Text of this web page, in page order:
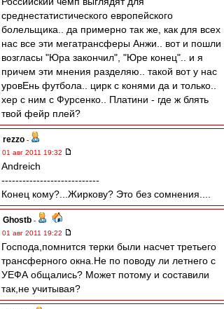
среднестатистического европейского
болельщика.. да примерно так же, как для всех
нас все эти мегатрансферы Анжи.. вот и пошли
возгласы "Юра закончил", "Юре конец".. и я
причем эти мнения разделяю.. такой вот у нас
уровЕнь футбола.. цирк с конями да и только..
хер с ним с Фурсенко.. Платини - где ж блять
твой фейр плей?
rezzo -
01 авг 2011 19:32
Andreich
----------------------------
Конец кому?...Жиркову? Это без сомнения....
Ghostb -
01 авг 2011 19:22
Господа,помнится терки были насчет третьего
трансферного окна.Не по поводу ли летнего с
УЕФА общались? Может потому и составили
так,не учитывая?